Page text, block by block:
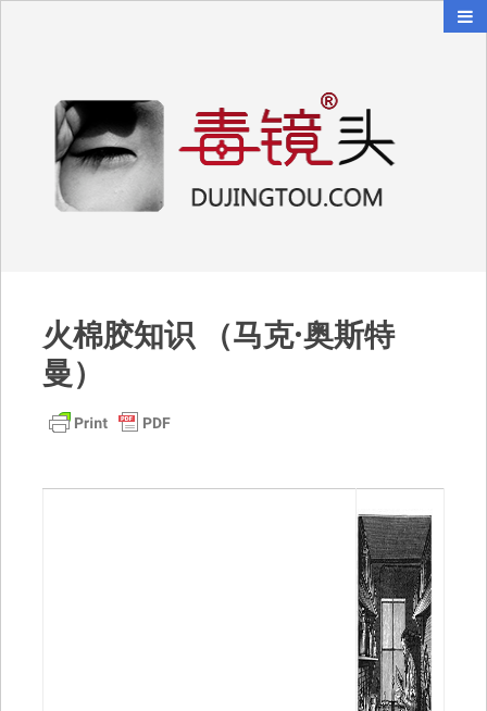
火棉胶知识 （马克·奥斯特
曼）